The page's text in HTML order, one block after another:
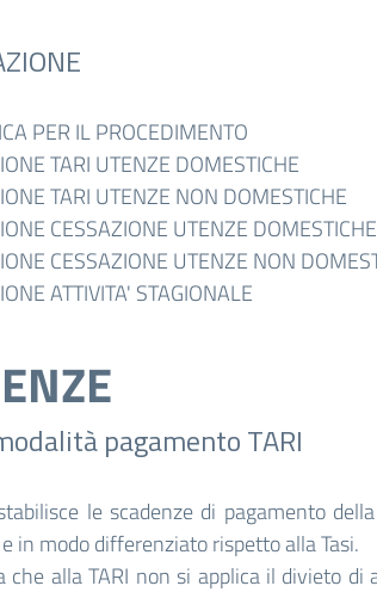
PER IL PROCEDIMENTO
TARI UTENZE DOMESTICHE
TARI UTENZE NON DOMESTICHE
CESSAZIONE UTENZE DOMESTICHE
CESSAZIONE UTENZE NON
ATTIVITA' STAGIONALE
pagamento TARI
le scadenze di pagamento
in modo differenziato rispetto alla Tasi.
che alla TARI non si applica il divieto